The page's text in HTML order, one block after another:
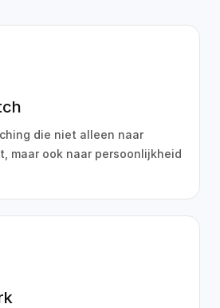
die niet alleen naar
maar ook naar persoonlijkheid